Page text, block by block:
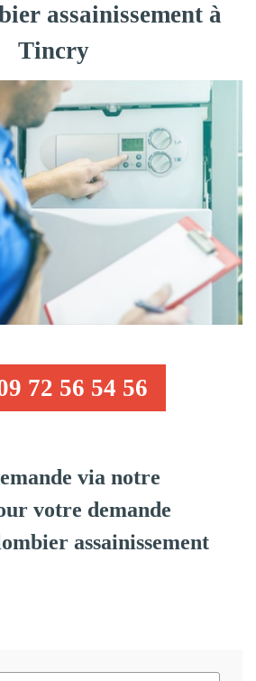
assainissement à
Tincry
72 56 54 56
via notre
votre demande
assainissement